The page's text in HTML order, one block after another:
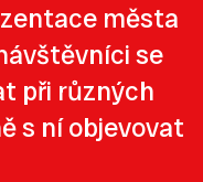
města
se
při různých
s ní objevovat